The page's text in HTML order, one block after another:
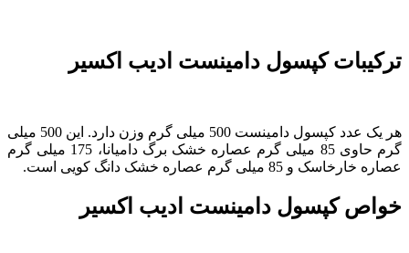
ترکیبات کپسول دامینست ادیب اکسیر
هر یک عدد کپسول دامینست 500 میلی گرم وزن دارد. این 500 میلی
گرم حاوی 85 میلی گرم عصاره خشک برگ دامیانا، 175 میلی گرم
عصاره خارخاسک و 85 میلی گرم عصاره خشک دانگ کویی است.
خواص کپسول دامینست ادیب اکسیر